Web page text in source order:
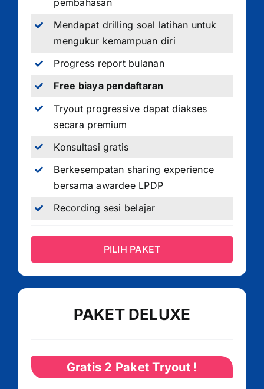
Mendapat drilling soal latihan untuk
mengukur kemampuan diri
Progress report bulanan
Free biaya pendaftaran
Tryout progressive dapat diakses
secara premium
Konsultasi gratis
Berkesempatan sharing experience
bersama awardee LPDP
Recording sesi belajar
PILIH PAKET
PAKET DELUXE
Gratis 2 Paket Tryout !